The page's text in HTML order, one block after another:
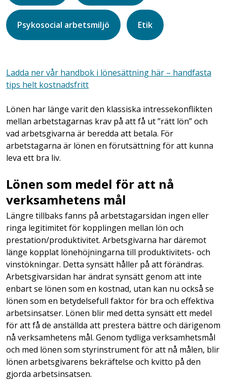
Psykosocial arbetsmiljö Etik
Ladda ner vår handbok i lönesättning här – handfasta
tips helt kostnadsfritt
Lönen har länge varit den klassiska intressekonflikten
mellan arbetstagarnas krav på att få ut ”rätt lön” och
vad arbetsgivarna är beredda att betala. För
arbetstagarna är lönen en förutsättning för att kunna
leva ett bra liv.
Lönen som medel för att nå
verksamhetens mål
Längre tillbaks fanns på arbetstagarsidan ingen eller
ringa legitimitet för kopplingen mellan lön och
prestation/produktivitet. Arbetsgivarna har däremot
länge kopplat lönehöjningarna till produktivitets- och
vinstökningar. Detta synsätt håller på att förändras.
Arbetsgivarsidan har ändrat synsätt genom att inte
enbart se lönen som en kostnad, utan kan nu också se
lönen som en betydelsefull faktor för bra och effektiva
arbetsinsatser. Lönen blir med detta synsätt ett medel
för att få de anställda att prestera bättre och därigenom
nå verksamhetens mål. Genom tydliga verksamhetsmål
och med lönen som styrinstrument för att nå målen, blir
lönen arbetsgivarens bekräftelse och kvitto på den
gjorda arbetsinsatsen.